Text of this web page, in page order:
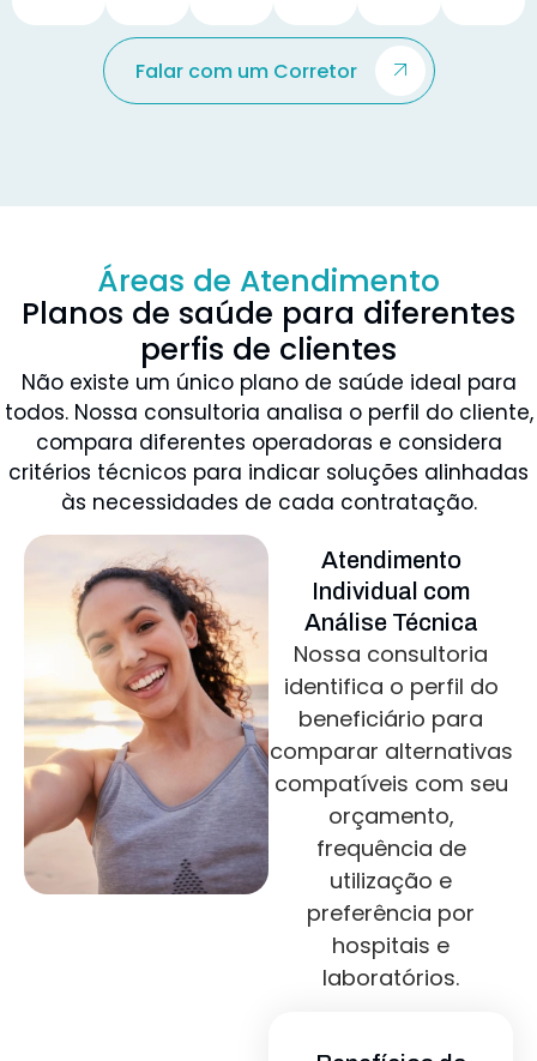
Falar com um Corretor
Áreas de Atendimento
Planos de saúde para diferentes
perfis de clientes
Não existe um único plano de saúde ideal para
todos. Nossa consultoria analisa o perfil do cliente,
compara diferentes operadoras e considera
critérios técnicos para indicar soluções alinhadas
às necessidades de cada contratação.
Atendimento
Individual com
Análise Técnica
Nossa consultoria
identifica o perfil do
beneficiário para
comparar alternativas
compatíveis com seu
orçamento,
frequência de
utilização e
preferência por
hospitais e
laboratórios.